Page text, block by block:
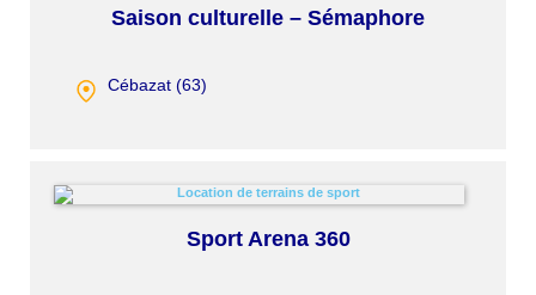
Saison culturelle – Sémaphore
Cébazat (63)
Sport Arena 360